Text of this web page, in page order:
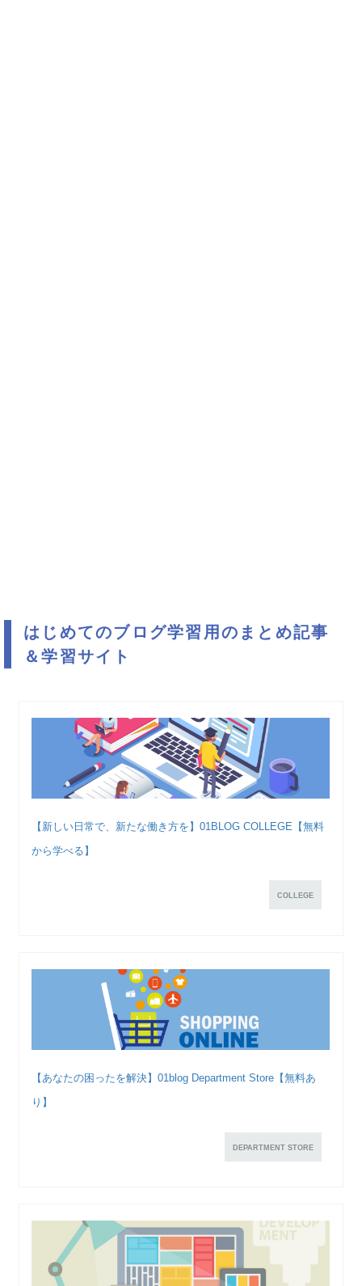
はじめてのブログ学習用のまとめ記事
＆学習サイト
【新しい日常で、新たな働き方を】01BLOG COLLEGE【無料
から学べる】
COLLEGE
【あなたの困ったを解決】01blog Department Store【無料あ
り】
DEPARTMENT STORE